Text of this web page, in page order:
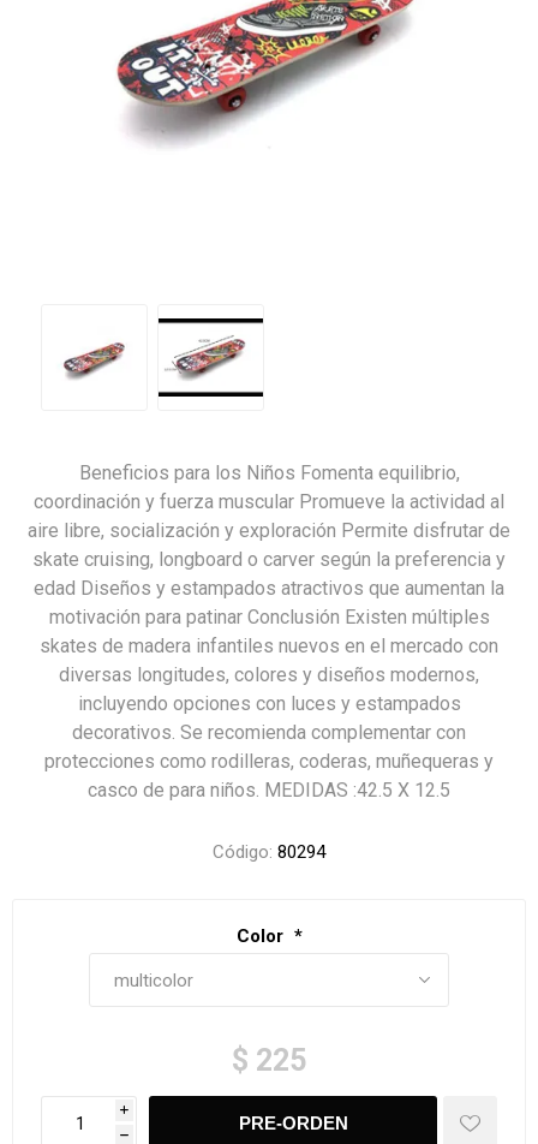
Beneficios para los Niños Fomenta equilibrio,
coordinación y fuerza muscular Promueve la actividad al
aire libre, socialización y exploración Permite disfrutar de
skate cruising, longboard o carver según la preferencia y
edad Diseños y estampados atractivos que aumentan la
motivación para patinar Conclusión Existen múltiples
skates de madera infantiles nuevos en el mercado con
diversas longitudes, colores y diseños modernos,
incluyendo opciones con luces y estampados
decorativos. Se recomienda complementar con
protecciones como rodilleras, coderas, muñequeras y
casco de para niños. MEDIDAS :42.5 X 12.5
Código: 80294
Color *
$ 225
i
h